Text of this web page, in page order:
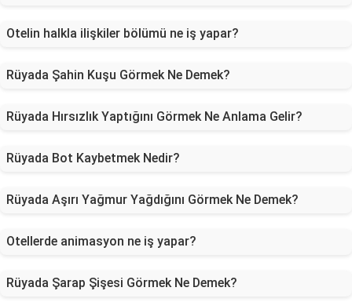
Otelin halkla ilişkiler bölümü ne iş yapar?
Rüyada Şahin Kuşu Görmek Ne Demek?
Rüyada Hırsızlık Yaptığını Görmek Ne Anlama Gelir?
Rüyada Bot Kaybetmek Nedir?
Rüyada Aşırı Yağmur Yağdığını Görmek Ne Demek?
Otellerde animasyon ne iş yapar?
Rüyada Şarap Şişesi Görmek Ne Demek?